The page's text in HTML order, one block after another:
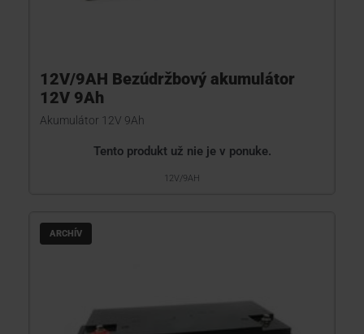
12V/9AH Bezúdržbový akumulátor
12V 9Ah
Akumulátor 12V 9Ah
Tento produkt už nie je v ponuke.
12V/9AH
ARCHÍV